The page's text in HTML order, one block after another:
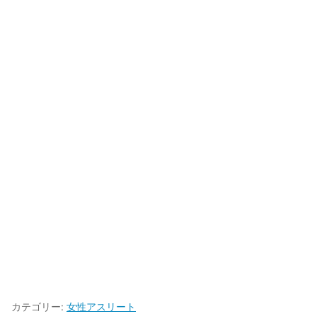
カテゴリー: 女性アスリート